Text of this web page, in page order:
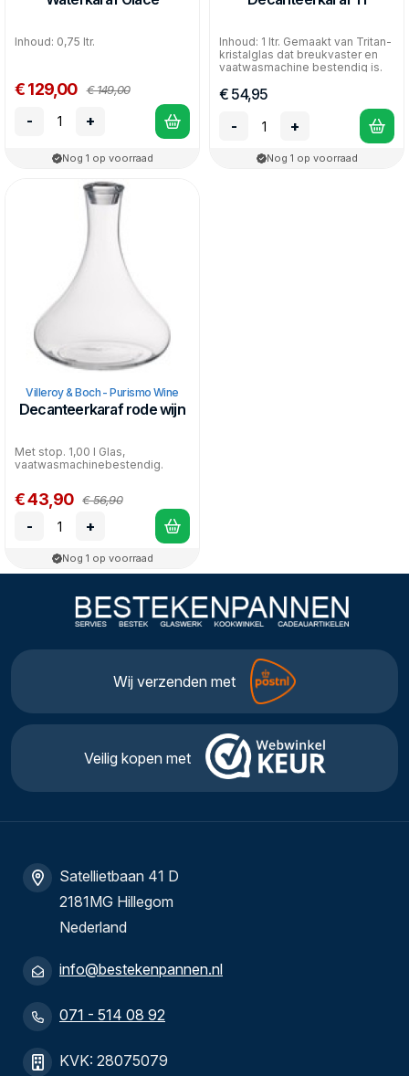
Inhoud: 0,75 ltr.
€ 129,00 € 149,00
- +
Nog 1 op voorraad
Inhoud: 1 ltr. Gemaakt van Tritan-
kristalglas dat breukvaster en
vaatwasmachine bestendig is.
€ 54,95
-
+
Nog 1 op voorraad
Villeroy & Boch - Purismo Wine
Decanteerkaraf rode wijn
Met stop. 1,00 l Glas,
vaatwasmachinebestendig.
€ 43,90 € 56,90
- +
Nog 1 op voorraad
Wij verzenden met
Veilig kopen met
Satellietbaan 41 D
2181MG Hillegom
Nederland
info@bestekenpannen.nl
071 - 514 08 92
KVK: 28075079